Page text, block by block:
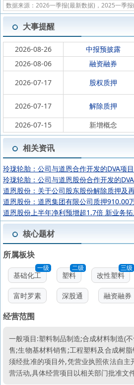
数据来源：2026一季报(最新数据)，2025一季
大事提醒
2026-08-26 中报预披露
2026-08-06
融资融券
2026-07-17
股权质押
2026-07-17
解除质押
2026-07-15
新增概念
相关资讯
玲珑轮胎：公司与道恩合作开发的DVA项
玲珑轮胎：公司与道恩股份合作开发的
道恩股份：关于公司股东股份解除质押及
道恩股份：道恩集团有限公司质押910.00
道恩股份上半年净利预增超1.7倍 新业务
核心题材
所属板块
一级
基础化工
二级
塑料
三级
改性塑料
富时罗素 深股通 融资融券
经营范围
一般项目:塑料制品制造;合成材料制造(
售;生物基材料销售;工程塑料及合成树
须经批准的项目外,凭营业执照依法自
营活动,具体经营项目以相关部门批准文